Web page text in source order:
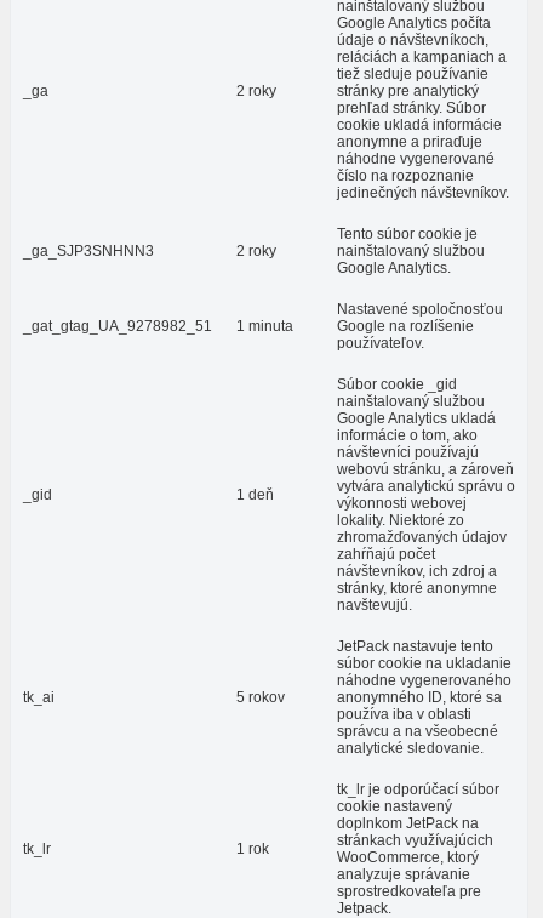
_ga 2 roky
nainštalovaný službou
Google Analytics počíta
údaje o návštevníkoch,
reláciách a kampaniach a
tiež sleduje používanie
stránky pre analytický
prehľad stránky. Súbor
cookie ukladá informácie
anonymne a priraďuje
náhodne vygenerované
číslo na rozpoznanie
jedinečných návštevníkov.
_ga_SJP3SNHNN3 2 roky
Tento súbor cookie je
nainštalovaný službou
Google Analytics.
_gat_gtag_UA_9278982_51 1 minuta
Nastavené spoločnosťou
Google na rozlíšenie
používateľov.
_gid 1 deň
Súbor cookie _gid
nainštalovaný službou
Google Analytics ukladá
informácie o tom, ako
návštevníci používajú
webovú stránku, a zároveň
vytvára analytickú správu o
výkonnosti webovej
lokality. Niektoré zo
zhromažďovaných údajov
zahŕňajú počet
návštevníkov, ich zdroj a
stránky, ktoré anonymne
navštevujú.
tk_ai 5 rokov
JetPack nastavuje tento
súbor cookie na ukladanie
náhodne vygenerovaného
anonymného ID, ktoré sa
používa iba v oblasti
správcu a na všeobecné
analytické sledovanie.
tk_lr 1 rok
tk_lr je odporúčací súbor
cookie nastavený
doplnkom JetPack na
stránkach využívajúcich
WooCommerce, ktorý
analyzuje správanie
sprostredkovateľa pre
Jetpack.